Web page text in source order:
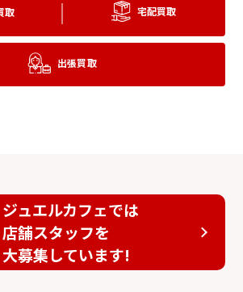
取 宅配買取
出張買取
ジュエルカフェでは
店舗スタッフを
大募集しています!